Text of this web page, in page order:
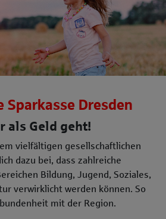
Sparkasse Dresden
als Geld geht!
vielfältigen gesellschaftlichen
dazu bei, dass zahlreiche
Bildung, Jugend, Soziales,
verwirklicht werden können. So
mit der Region.